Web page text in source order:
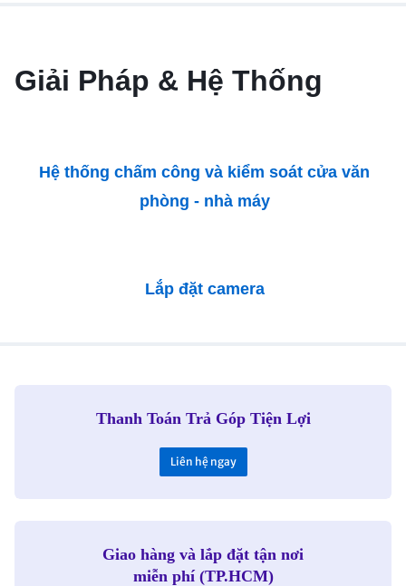
Giải Pháp & Hệ Thống
Hệ thống chấm công và kiểm soát cửa văn
phòng - nhà máy
Lắp đặt camera
Thanh Toán Trả Góp Tiện Lợi
Liên hệ ngay
Giao hàng và lắp đặt tận nơi
miễn phí (TP.HCM)